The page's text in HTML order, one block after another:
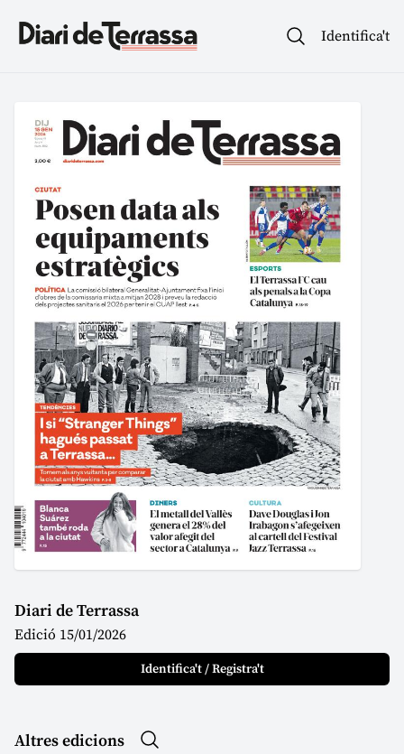
Identifica't
Diari de Terrassa
Edició 15/01/2026
Identifica't / Registra't
Altres edicions